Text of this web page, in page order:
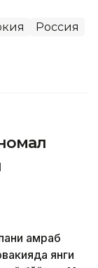
Россия
қамраб
янги